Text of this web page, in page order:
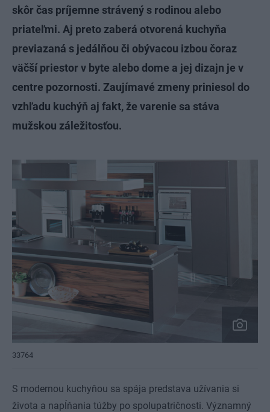
skôr čas príjemne strávený s rodinou alebo
priateľmi. Aj preto zaberá otvorená kuchyňa
previazaná s jedálňou či obývacou izbou čoraz
väčší priestor v byte alebo dome a jej dizajn je v
centre pozornosti. Zaujímavé zmeny priniesol do
vzhľadu kuchýň aj fakt, že varenie sa stáva
mužskou záležitosťou.
33764
S modernou kuchyňou sa spája predstava užívania si
života a napĺňania túžby po spolupatričnosti. Významný